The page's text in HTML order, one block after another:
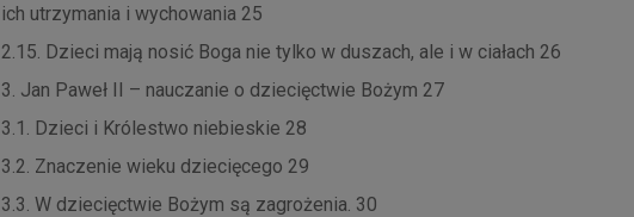
ich utrzymania i wychowania 25
2.15. Dzieci mają nosić Boga nie tylko w duszach, ale i w ciałach 26
3. Jan Paweł II – nauczanie o dziecięctwie Bożym 27
3.1. Dzieci i Królestwo niebieskie 28
3.2. Znaczenie wieku dziecięcego 29
3.3. W dziecięctwie Bożym są zagrożenia. 30